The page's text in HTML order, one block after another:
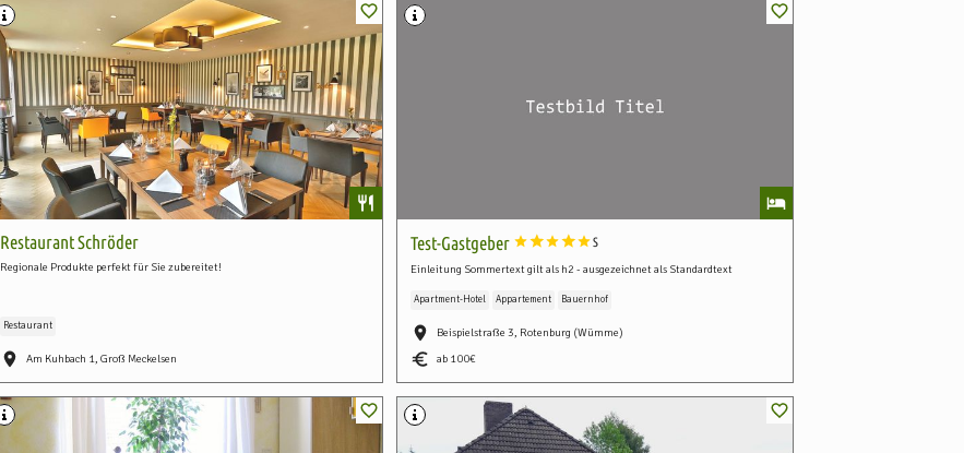
Restaurant Schröder
Regionale Produkte perfekt für Sie zubereitet!
Am Kuhbach 1, Groß Meckelsen
Restaurant
Test-Gastgeber
S
Einleitung Sommertext gilt als h2 - ausgezeichnet als Standardtext
Beispielstraße 3, Rotenburg (Wümme)
ab 100
Apartment-Hotel Appartement Bauernhof